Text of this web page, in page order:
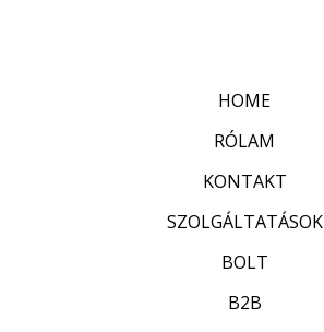
HOME
RÓLAM
KONTAKT
SZOLGÁLTATÁSOK
BOLT
B2B